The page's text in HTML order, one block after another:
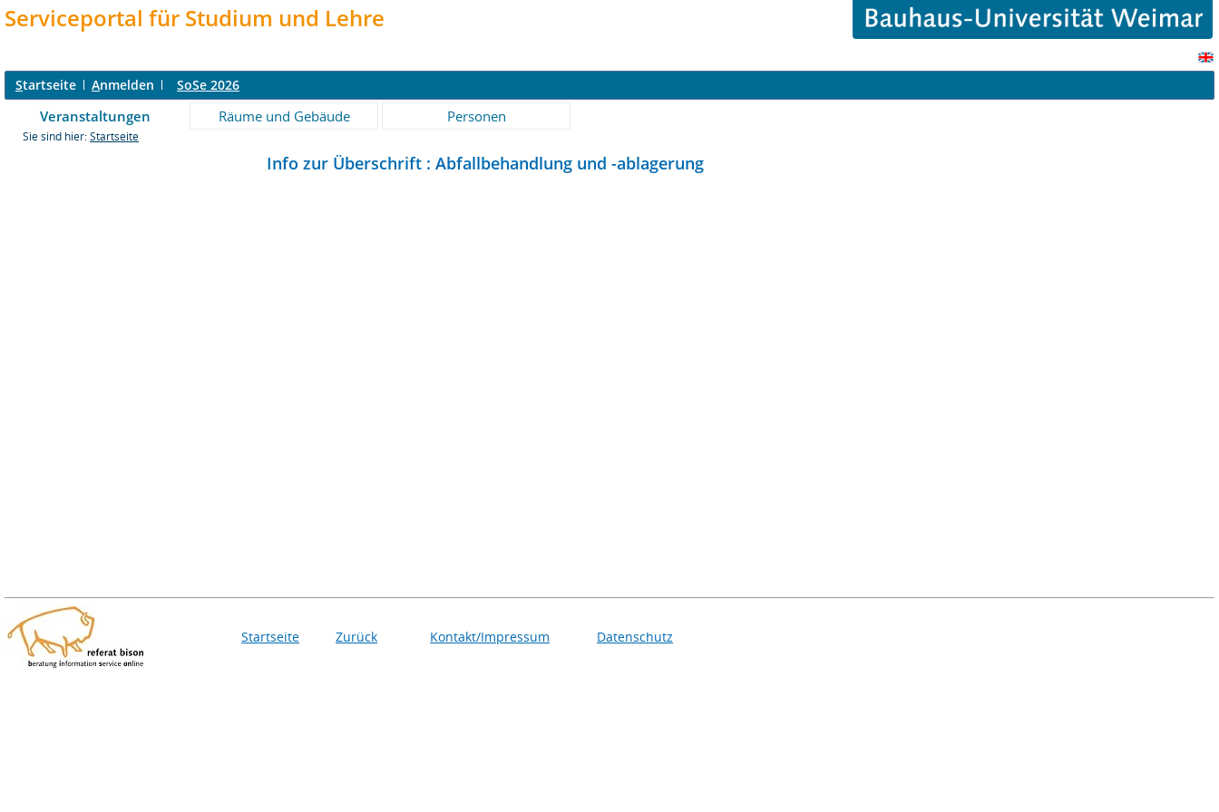
Serviceportal für Studium und Lehre
Startseite Anmelden SoSe 2026
Veranstaltungen Räume und Gebäude Personen
Sie sind hier: Startseite
Info zur Überschrift : Abfallbehandlung und -ablagerung
Startseite Zurück Kontakt/Impressum Datenschutz